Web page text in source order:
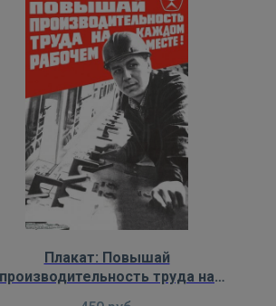
Плакат: Повышай
производительность труда на